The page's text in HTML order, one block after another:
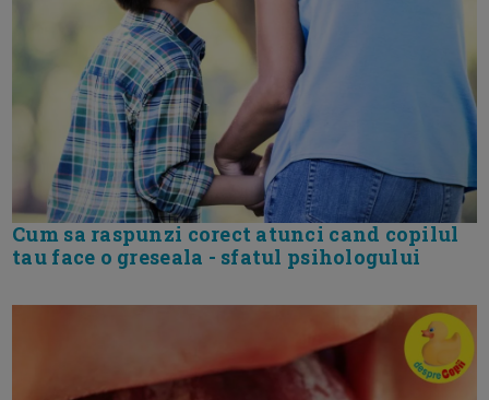
Cum sa raspunzi corect atunci cand copilul
tau face o greseala - sfatul psihologului